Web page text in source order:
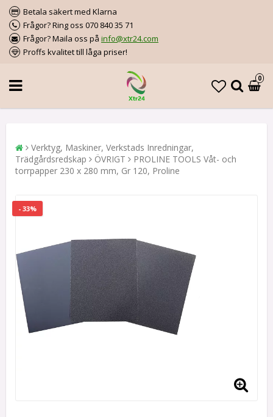
Betala säkert med Klarna
Frågor? Ring oss 070 840 35 71
Frågor? Maila oss på info@xtr24.com
Proffs kvalitet till låga priser!
0
Verktyg, Maskiner, Verkstads Inredningar,
Trädgårdsredskap
ÖVRIGT
PROLINE TOOLS Våt- och
torrpapper 230 x 280 mm, Gr 120, Proline
- 33%